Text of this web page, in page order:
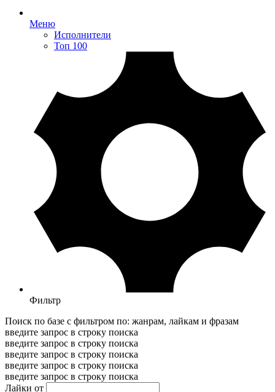
Меню
Исполнители
Топ 100
Фильтр
Поиск по базе с фильтром по: жанрам, лайкам и фразам
введите запрос в строку поиска
введите запрос в строку поиска
введите запрос в строку поиска
введите запрос в строку поиска
введите запрос в строку поиска
Лайки от